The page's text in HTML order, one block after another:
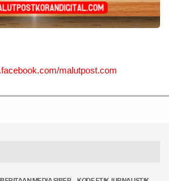
malutpost.com